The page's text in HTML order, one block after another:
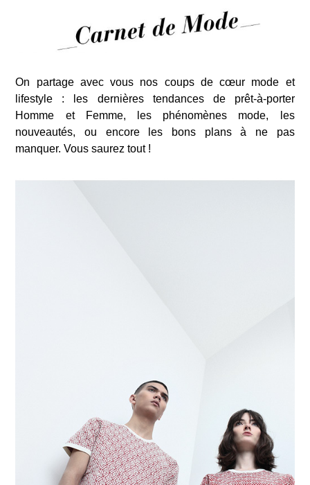
On partage avec vous nos coups de cœur mode et
lifestyle : les dernières tendances de prêt-à-porter
Homme et Femme, les phénomènes mode, les
nouveautés, ou encore les bons plans à ne pas
manquer. Vous saurez tout !